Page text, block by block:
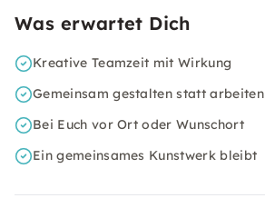
Was erwartet Dich
Kreative Teamzeit mit Wirkung
Gemeinsam gestalten statt arbeiten
Bei Euch vor Ort oder Wunschort
Ein gemeinsames Kunstwerk bleibt